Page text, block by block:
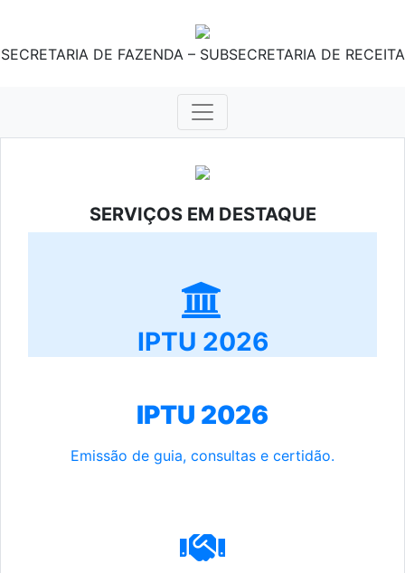
SECRETARIA DE FAZENDA – SUBSECRETARIA DE RECEITA
SERVIÇOS EM DESTAQUE
IPTU 2026
IPTU 2026
Emissão de guia, consultas e certidão.